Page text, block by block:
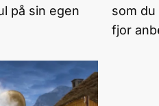
på sin egen
som du
fjor